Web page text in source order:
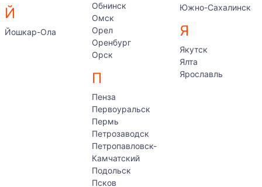
Й
Йошкар-Ола
Обнинск
Омск
Орел
Оренбург
Орск
П
Пенза
Первоуральск
Пермь
Петрозаводск
Петропавловск-
Камчатский
Подольск
Псков
Южно-Сахалинск
Я
Якутск
Ялта
Ярославль